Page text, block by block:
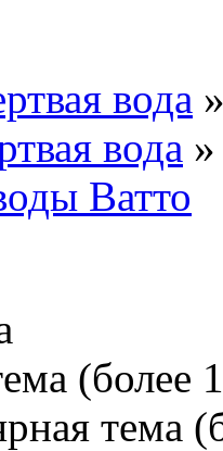
вода
вода »
Ватто
(более
тема